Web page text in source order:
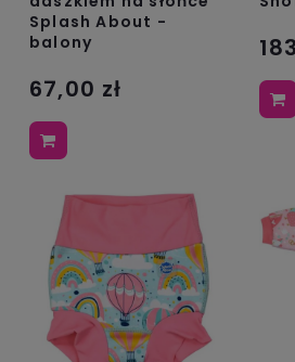
Splash About -
balony
67,00 zł